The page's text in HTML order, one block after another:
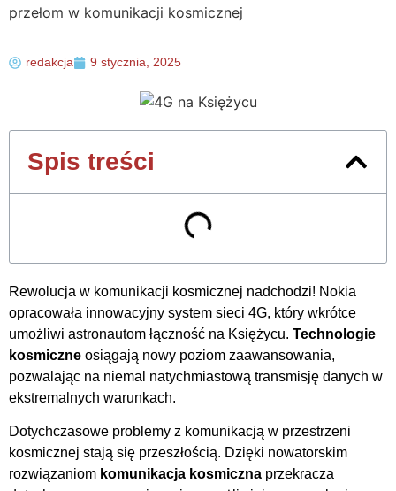
przełom w komunikacji kosmicznej
redakcja 9 stycznia, 2025
Spis treści
Rewolucja w komunikacji kosmicznej nadchodzi! Nokia
opracowała innowacyjny system sieci 4G, który wkrótce
umożliwi astronautom łączność na Księżycu. Technologie
kosmiczne osiągają nowy poziom zaawansowania,
pozwalając na niemal natychmiastową transmisję danych w
ekstremalnych warunkach.
Dotychczasowe problemy z komunikacją w przestrzeni
kosmicznej stają się przeszłością. Dzięki nowatorskim
rozwiązaniom komunikacja kosmiczna przekracza